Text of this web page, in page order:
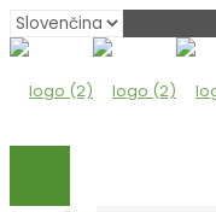
Vyberte
jazyk